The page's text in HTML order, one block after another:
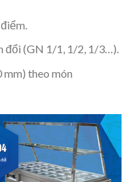
đổi (GN 1/1, 1/2, 1/3…).
mm) theo món